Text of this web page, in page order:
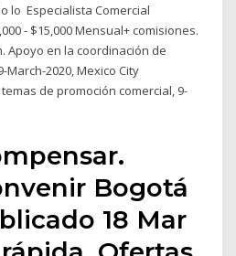
lo Especialista Comercial
- $15,000 Mensual+ comisiones.
Apoyo en la coordinación de
2020, Mexico City
de promoción comercial, 9-
Bogotá
18 Mar